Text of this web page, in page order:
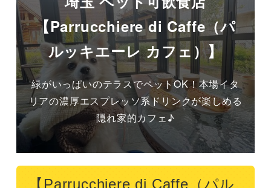
【Parrucchiere di Caffe（パ
ルッキエーレ カフェ）】
緑がいっぱいのテラスでペットOK！本場イタ
リアの濃厚エスプレッソ系ドリンクが楽しめる
隠れ家的カフェ♪
【Parrucchiere di Caffe（パル